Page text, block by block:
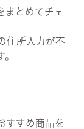
まとめてチェ
住所入力が不
すすめ商品を